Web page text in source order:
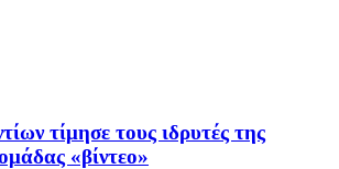
τίμησε τους ιδρυτές της
«βίντεο»